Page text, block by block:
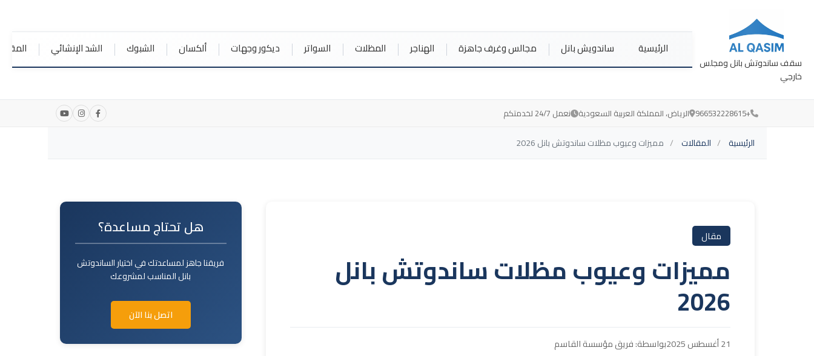
سقف ساندوتش بانل ومجلس
خارجي
الرئيسية ساندويش بانل مجالس وغرف جاهزة الهناجر المظلات السواتر ديكور وجهات ألكسان الشبوك الشد الإنشائي
+966532228615 الرياض، المملكة العربية السعودية نعمل 24/7 لخدمتكم
الرئيسية المقالات مميزات وعيوب مظلات ساندوتش بانل 2026
مقال
مميزات وعيوب مظلات ساندوتش بانل
2026
21 أغسطس 2025 بواسطة: فريق مؤسسة القاسم
هل تحتاج مساعدة؟
فريقنا جاهز لمساعدتك في اختيار الساندوتش
بانل المناسب لمشروعك
اتصل بنا الآن